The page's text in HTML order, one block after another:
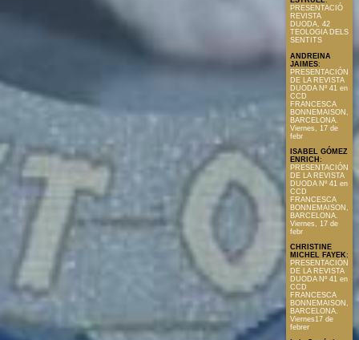
PRESENTACIÓ
REVISTA
DUODA, 42
TEOLOGIA DELS
SENTITS
ANDREINA
JAIMES:
PRESENTACIÓN
DE LA REVISTA
DUODA Nº 41 en
CCD
FRANCESCA
BONNEMAISON,
BARCELONA.
Viernes, 17 de
febr
ISABEL GÓMEZ
ENRICH :
PRESENTACIÓN
DE LA REVISTA
DUODA Nº 41 en
CCD
FRANCESCA
BONNEMAISON,
BARCELONA.
Viernes, 17 de
febr
CHRISTINE
MICHEL FAYEK:
PRESENTACIÓN
DE LA REVISTA
DUODA Nº 41 en
CCD
FRANCESCA
BONNEMAISON,
BARCELONA.
Viernes17 de
febrer